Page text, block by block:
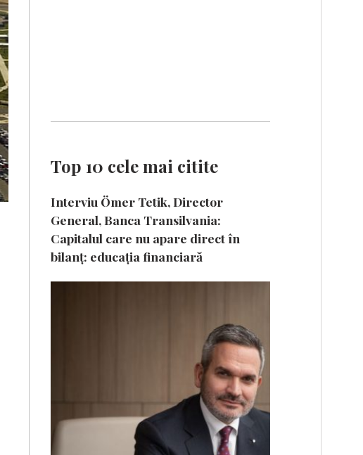
Top 10 cele mai citite
Interviu Ömer Tetik, Director
General, Banca Transilvania:
Capitalul care nu apare direct în
bilanț: educația financiară